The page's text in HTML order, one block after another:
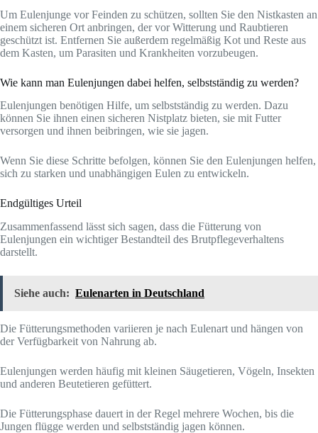
Um Eulenjunge vor Feinden zu schützen, sollten Sie den Nistkasten an
einem sicheren Ort anbringen, der vor Witterung und Raubtieren
geschützt ist. Entfernen Sie außerdem regelmäßig Kot und Reste aus
dem Kasten, um Parasiten und Krankheiten vorzubeugen.
Wie kann man Eulenjungen dabei helfen, selbstständig zu werden?
Eulenjungen benötigen Hilfe, um selbstständig zu werden. Dazu
können Sie ihnen einen sicheren Nistplatz bieten, sie mit Futter
versorgen und ihnen beibringen, wie sie jagen.
Wenn Sie diese Schritte befolgen, können Sie den Eulenjungen helfen,
sich zu starken und unabhängigen Eulen zu entwickeln.
Endgültiges Urteil
Zusammenfassend lässt sich sagen, dass die Fütterung von
Eulenjungen ein wichtiger Bestandteil des Brutpflegeverhaltens
darstellt.
Siehe auch: Eulenarten in Deutschland
Die Fütterungsmethoden variieren je nach Eulenart und hängen von
der Verfügbarkeit von Nahrung ab.
Eulenjungen werden häufig mit kleinen Säugetieren, Vögeln, Insekten
und anderen Beutetieren gefüttert.
Die Fütterungsphase dauert in der Regel mehrere Wochen, bis die
Jungen flügge werden und selbstständig jagen können.